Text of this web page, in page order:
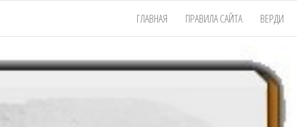
ГЛАВНАЯ ПРАВИЛА САЙТА ВЕРДИ